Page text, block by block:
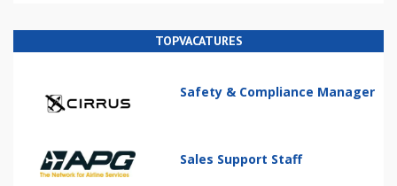
TOPVACATURES
Safety & Compliance Manager
Sales Support Staff